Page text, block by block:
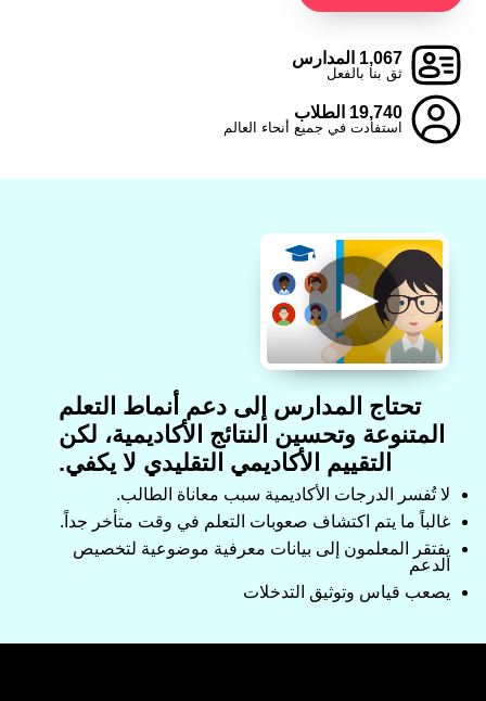
1,067 المدارس
ثق بنا بالفعل
19,740 الطلاب
استفادت في جميع أنحاء العالم
تحتاج المدارس إلى دعم أنماط التعلم
المتنوعة وتحسين النتائج الأكاديمية، لكن
التقييم الأكاديمي التقليدي لا يكفي.
لا تُفسر الدرجات الأكاديمية سبب معاناة الطالب.
غالباً ما يتم اكتشاف صعوبات التعلم في وقت متأخر جداً.
يفتقر المعلمون إلى بيانات معرفية موضوعية لتخصيص
الدعم
يصعب قياس وتوثيق التدخلات